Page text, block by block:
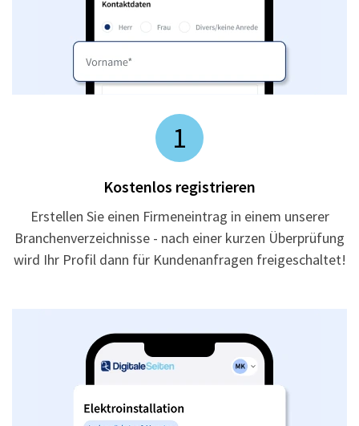
1
Kostenlos registrieren
Erstellen Sie einen Firmeneintrag in einem unserer
Branchenverzeichnisse - nach einer kurzen Überprüfung
wird Ihr Profil dann für Kundenanfragen freigeschaltet!